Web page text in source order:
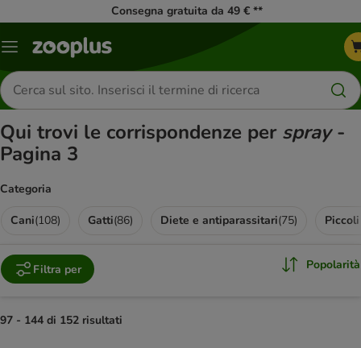
Consegna gratuita da 49 € **
Overview
Cerca
prodotti
Qui trovi le corrispondenze per spray-
Pagina 3
Categoria
Cani(108) Gatti(86) Diete e antiparassitari(75)
Filtra per Popolarità
97 - 144 di 152 risultati